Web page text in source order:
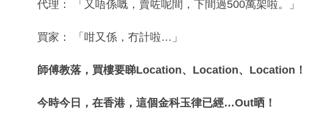
代理： 「又唔係嘅，賣咗呢間，下間過500萬架啦。」
買家： 「咁又係，冇計啦…」
師傅教落，買樓要睇Location、 Location、 Location ！
今時今日 ，在香港，這個金科玉律已經…Out晒！